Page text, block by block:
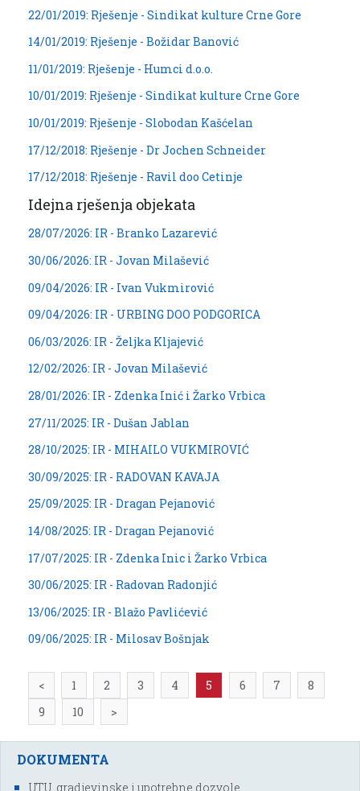
22/01/2019: Rješenje - Sindikat kulture Crne Gore
14/01/2019: Rješenje - Božidar Banović
11/01/2019: Rješenje - Humci d.o.o.
10/01/2019: Rješenje - Sindikat kulture Crne Gore
10/01/2019: Rješenje - Slobodan Kašćelan
17/12/2018: Rješenje - Dr Jochen Schneider
17/12/2018: Rješenje - Ravil doo Cetinje
Idejna rješenja objekata
28/07/2026: IR - Branko Lazarević
30/06/2026: IR - Jovan Milašević
09/04/2026: IR - Ivan Vukmirović
09/04/2026: IR - URBING DOO PODGORICA
06/03/2026: IR - Željka Kljajević
12/02/2026: IR - Jovan Milašević
28/01/2026: IR - Zdenka Inić i Žarko Vrbica
27/11/2025: IR - Dušan Jablan
28/10/2025: IR - MIHAILO VUKMIROVIĆ
30/09/2025: IR - RADOVAN KAVAJA
25/09/2025: IR - Dragan Pejanović
14/08/2025: IR - Dragan Pejanović
17/07/2025: IR - Zdenka Inic i Žarko Vrbica
30/06/2025: IR - Radovan Radonjić
13/06/2025: IR - Blažo Pavlićević
09/06/2025: IR - Milosav Bošnjak
< 1 2 3 4 5 6 7
8
9
10 >
DOKUMENTA
UTU, gradjevinske i upotrebne dozvole